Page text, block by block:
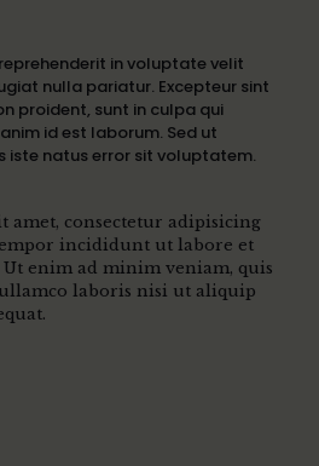
in voluptate velit
nulla pariatur. Excepteur sint
proident, sunt in culpa qui
id est laborum. Sed ut
iste natus error sit voluptatem.
amet, consectetur adipisicing
incididunt ut labore et
enim ad minim veniam, quis
laboris nisi ut aliquip